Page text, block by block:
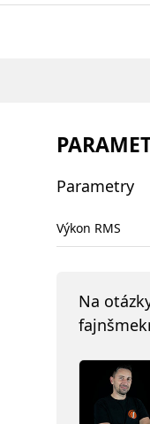
Parametry
Výkon RMS
Na